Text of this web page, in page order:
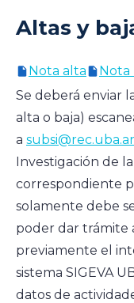
Altas y
Nota alta
Nota
Se deberá enviar
alta o baja)
a subsi@rec.uba.ar
Investigación de
correspondiente
solamente debe
poder dar trámite
previamente el
sistema SIGEVA
datos de